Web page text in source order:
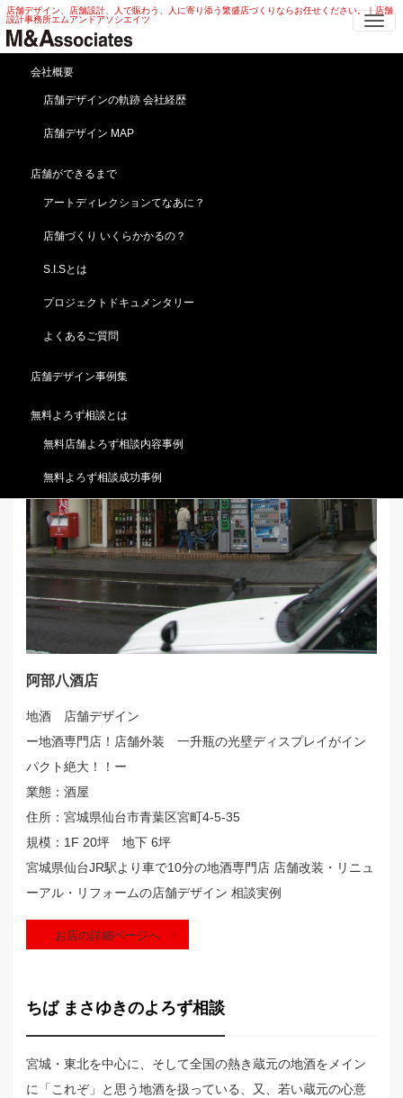
店舗デザイン、店舗設計、人で賑わう、人に寄り添う繁盛店づくりならお任せください。｜店舗
設計事務所エムアンドアソシエイツ
会社概要
店舗デザインの軌跡 会社経歴
店舗デザイン MAP
店舗ができるまで
アートディレクションてなあに？
店舗づくり いくらかかるの？
S.I.Sとは
プロジェクトドキュメンタリー
よくあるご質問
店舗デザイン事例集
無料よろず相談とは
無料店舗よろず相談内容事例
無料よろず相談成功事例
地酒専門店 店舗改装・リニューア
ル・リフォーム！地酒専門店！
HOME 無料よろず相談とは
阿部八酒店
地酒 店舗デザイン
ー地酒専門店！店舗外装 一升瓶の光壁ディスプレイがイン
パクト絶大！！ー
業態：酒屋
住所：宮城県仙台市青葉区宮町4-5-35
規模：1F 20坪 地下 6坪
宮城県仙台JR駅より車で10分の地酒専門店 店舗改装・リニュ
ーアル・リフォームの店舗デザイン 相談実例
お店の詳細ページへ
ちば まさゆきのよろず相談
宮城・東北を中心に、そして全国の熱き蔵元の地酒をメイン
に「これぞ」と思う地酒を扱っている、又、若い蔵元の心意